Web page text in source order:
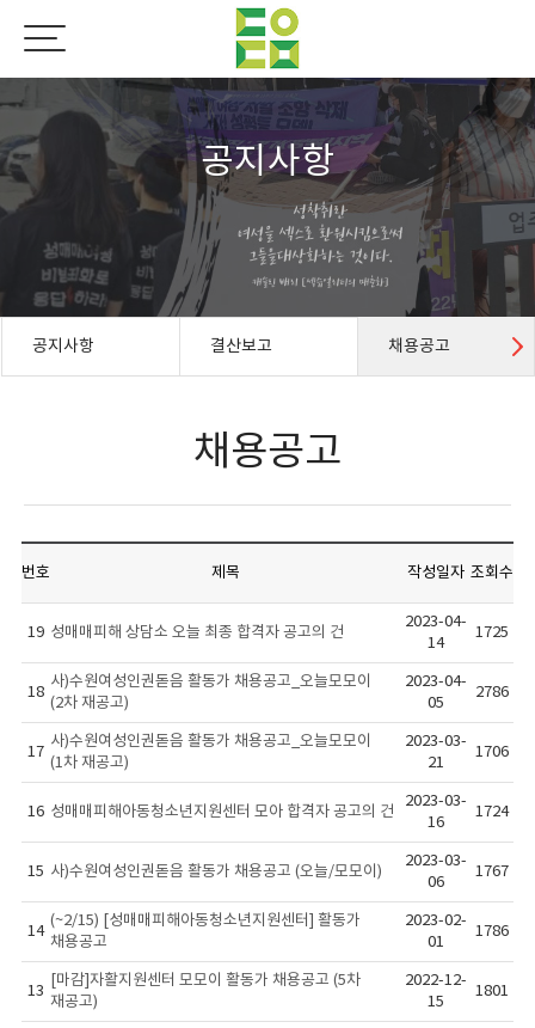
공지사항
공지사항 결산보고 채용공고
채용공고
번호 제목 작성일자 조회수
19 성매매피해 상담소 오늘 최종 합격자 공고의 건
2023-04-
14
1725
18
사)수원여성인권돋음 활동가 채용공고_오늘모모이
(2차 재공고)
2023-04-
05
2786
17
사)수원여성인권돋음 활동가 채용공고_오늘모모이
(1차 재공고)
2023-03-
21
1706
16 성매매피해아동청소년지원센터 모아 합격자 공고의 건
2023-03-
16
1724
15 사)수원여성인권돋음 활동가 채용공고 (오늘/모모이)
2023-03-
06
1767
14
(~2/15) [성매매피해아동청소년지원센터] 활동가
채용공고
2023-02-
01
1786
13
[마감]자활지원센터 모모이 활동가 채용공고 (5차
재공고)
2022-12-
15
1801